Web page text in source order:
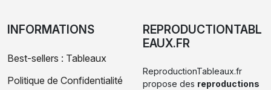
INFORMATIONS
Best-sellers : Tableaux
Politique de Confidentialité
REPRODUCTIONTABL
EAUX.FR
ReproductionTableaux.fr
propose des reproductions